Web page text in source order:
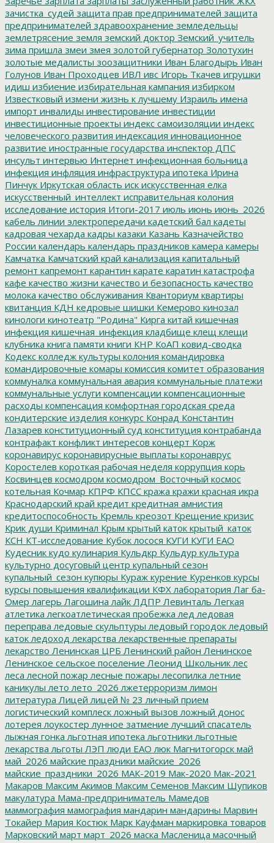
зачистка_судей защита прав предпринимателей защита
предпринимателей здравоохранение земледельцы
землетрясение земля земский доктор Земский_учитель
зима пришла змеи змея золотой губернатор Золотухин
золотые медалисты зоозащитники Иван Благодырь Иван
Голунов Иван Проходцев ИВЛ ивс Игорь Ткачев игрушки
идиш избиение избирательная кампания избирком
Известковый измени жизнь к лучшему Израиль имена
импорт инвалиды инвестирование инвестиции
инвестиционные проекты индекс самоизоляции индекс
человеческого развития индексация инновационное
развитие иностранные государства инспектор ДПС
инсульт интервью Интернет инфекционная больница
инфекция инфляция инфраструктура ипотека Ирина
Пинчук Иркутская область иск искусственная елка
искусственный_интеллект исправительная колония
исследование история Итоги-2017 июль июнь июнь_2026
кабель линии электропередачи кадетский бал кадеты
кадровая чехарда кадры казаки Казань Казначейство
России календарь календарь праздников камера камеры
Камчатка Камчатский край канализация капитальный
ремонт капремонт карантин карате каратин катастрофа
кафе качество жизни качество и безопасность качество
молока качество обслуживания Кванториум квартиры
квитанция КДН кедровые шишки Кемерово кинозал
кинологи кинотеатр "Родина" Кирга китай кишечная
инфекция кишечная_инфекция кладбище клещ клещи
клубника книга памяти книги КНР КоАП ковид-сводка
Кодекс колледж культуры колония командировка
командировочные комары комиссия комитет образования
коммуналка коммунальная авария коммунальные платежи
коммунальные услуги компенсации компенсационные
расходы компенсация комфортная городская среда
кондитерские изделия конкурс Конрад Константин
Лазарев конституционный суд конституция контрабанда
контрафакт конфликт интересов концерт Корж
коронавирус коронавирусные выплаты коронаврус
Коростелев короткая рабочая неделя коррупция корь
Косвинцев космодром космодром_Восточный космос
котельная Кочмар КПРФ КПСС кража кражи красная икра
Краснодарский край кредит кредитная амнистия
кредитоспособность Кремль креозот Крещение кризис
Крик души Криминал Крым крытый каток крытый_каток
КСН КТ-исследование Кубок лосося КУГИ КУГИ ЕАО
Кудесник кудо кулинария Кульдкр Кульдур культура
культурно досуговый центр купальный сезон
купальный_сезон купюры Кураж курение Куренков курсы
курсы повышения квалификации КФХ лаборатория Лаг ба-
Омер лагерь Лагошина лайк ЛДПР Левинталь Легкая
атлетика легкоатлетическая пробежка лед ледовая
переправа ледовые скульптуры ледовый городок ледовый
каток ледоход лекарства лекарственные препараты
лекарство Ленинская ЦРБ Ленинский район Ленинское
Ленинское сельское поселение Леонид Школьник лес
леса лесной пожар лесные пожары лесопилка летние
каникулы лето лето_2026 лжетерроризм лимон
литература Лицей лицей № 23 личный прием
логистический комплеск ложный вызов ложный донос
лотерея лоукостер лунное затмение лучший спасатель
лыжная гонка льготная ипотека льготники льготные
лекарства льготы ЛЭП люди ЕАО люк Магнитогорск май
май_2026 майские праздники майские_2026
майские_праздники_2026 МАК-2019 Мак-2020 Мак-2021
Макаров Максим Акимов Максим Семенов Максим Шупиков
макулатура Мама-предприниматель Мамедов
маммография мамография мандарин мандарины Марвин
Токайер Мария Костюк Марк Кауфман маркировка товаров
Марковский март март_2026 маска Масленица масочный